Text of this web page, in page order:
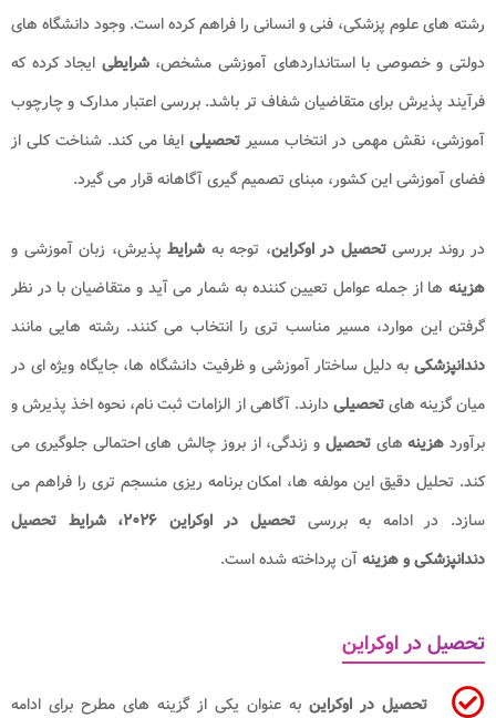
رشته های علوم پزشکی، فنی و انسانی را فراهم کرده است. وجود دانشگاه های
دولتی و خصوصی با استانداردهای آموزشی مشخص،شرایطی ایجاد کرده که
فرآیند پذیرش برای متقاضیان شفاف تر باشد. بررسی اعتبار مدارک و چارچوب
آموزشی، نقش مهمی در انتخاب مسیر تحصیلی ایفا می کند. شناخت کلی از
فضای آموزشی این کشور، مبنای تصمیم گیری آگاهانه قرار می گیرد.
در روند بررسیتحصیل در اوکراین، توجه به شرایط پذیرش، زبان آموزشی و
هزینه ها از جمله عوامل تعیین کننده به شمار می آید و متقاضیان با در نظر
گرفتن این موارد، مسیر مناسب تری را انتخاب می کنند. رشته هایی مانند
دندانپزشکی به دلیل ساختار آموزشی و ظرفیت دانشگاه ها، جایگاه ویژه ای در
میان گزینه هایتحصیلیدارند. آگاهی از الزامات ثبت نام، نحوه اخذ پذیرش و
برآورد هزینه هایتحصیل و زندگی، از بروز چالش های احتمالی جلوگیری می
کند. تحلیل دقیق این مولفه ها، امکان برنامه ریزی منسجم تری را فراهم می
سازد. در ادامه به بررسی
تحصیل در اوکراین ۲۰۲۶، شرایط تحصیل
دندانپزشکی و هزینهآن پرداخته شده است.
تحصیل در اوکراین
تحصیل در اوکراین به عنوان یکی از گزینه های مطرح برای ادامه